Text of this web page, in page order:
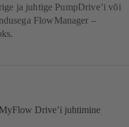
ja juhtige PumpDrive’i või
FlowManager –
Drive’i juhtimine